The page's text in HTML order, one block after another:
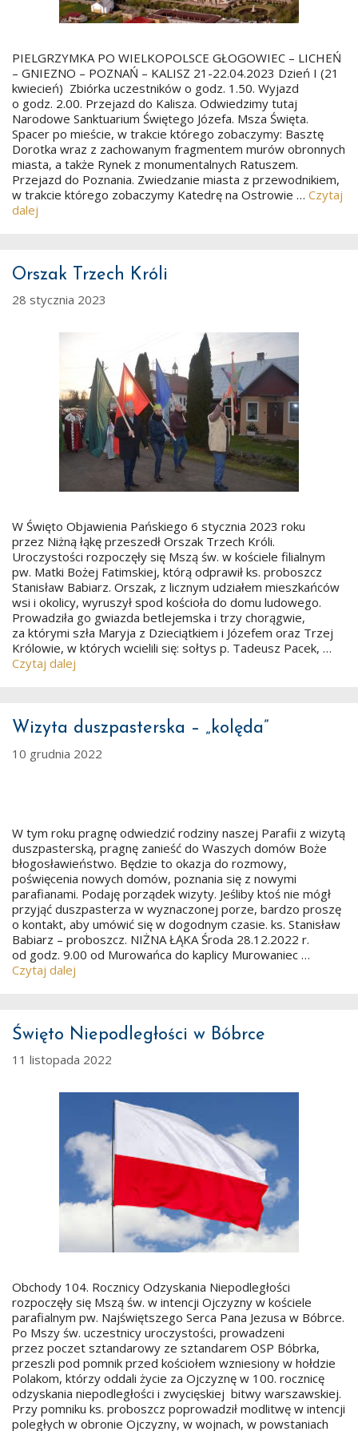
PIELGRZYMKA PO WIELKOPOLSCE GŁOGOWIEC – LICHEŃ
– GNIEZNO – POZNAŃ – KALISZ 21-22.04.2023 Dzień I (21
kwiecień) Zbiórka uczestników o godz. 1.50. Wyjazd
o godz. 2.00. Przejazd do Kalisza. Odwiedzimy tutaj
Narodowe Sanktuarium Świętego Józefa. Msza Święta.
Spacer po mieście, w trakcie którego zobaczymy: Basztę
Dorotka wraz z zachowanym fragmentem murów obronnych
miasta, a także Rynek z monumentalnych Ratuszem.
Przejazd do Poznania. Zwiedzanie miasta z przewodnikiem,
w trakcie którego zobaczymy Katedrę na Ostrowie … Czytaj
dalej
Orszak Trzech Króli
28 stycznia 2023
W Święto Objawienia Pańskiego 6 stycznia 2023 roku
przez Niżną łąkę przeszedł Orszak Trzech Króli.
Uroczystości rozpoczęły się Mszą św. w kościele filialnym
pw. Matki Bożej Fatimskiej, którą odprawił ks. proboszcz
Stanisław Babiarz. Orszak, z licznym udziałem mieszkańców
wsi i okolicy, wyruszył spod kościoła do domu ludowego.
Prowadziła go gwiazda betlejemska i trzy chorągwie,
za którymi szła Maryja z Dzieciątkiem i Józefem oraz Trzej
Królowie, w których wcielili się: sołtys p. Tadeusz Pacek, …
Czytaj dalej
Wizyta duszpasterska – „kolęda”
10 grudnia 2022
W tym roku pragnę odwiedzić rodziny naszej Parafii z wizytą
duszpasterską, pragnę zanieść do Waszych domów Boże
błogosławieństwo. Będzie to okazja do rozmowy,
poświęcenia nowych domów, poznania się z nowymi
parafianami. Podaję porządek wizyty. Jeśliby ktoś nie mógł
przyjąć duszpasterza w wyznaczonej porze, bardzo proszę
o kontakt, aby umówić się w dogodnym czasie. ks. Stanisław
Babiarz – proboszcz. NIŻNA ŁĄKA Środa 28.12.2022 r.
od godz. 9.00 od Murowańca do kaplicy Murowaniec …
Czytaj dalej
Święto Niepodległości w Bóbrce
11 listopada 2022
Obchody 104. Rocznicy Odzyskania Niepodległości
rozpoczęły się Mszą św. w intencji Ojczyzny w kościele
parafialnym pw. Najświętszego Serca Pana Jezusa w Bóbrce.
Po Mszy św. uczestnicy uroczystości, prowadzeni
przez poczet sztandarowy ze sztandarem OSP Bóbrka,
przeszli pod pomnik przed kościołem wzniesiony w hołdzie
Polakom, którzy oddali życie za Ojczyznę w 100. rocznicę
odzyskania niepodległości i zwycięskiej bitwy warszawskiej.
Przy pomniku ks. proboszcz poprowadził modlitwę w intencji
poległych w obronie Ojczyzny, w wojnach, w powstaniach